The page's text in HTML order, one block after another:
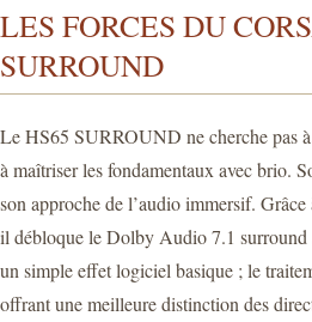
LES FORCES DU
SURROUND
Le HS65 SURROUND ne cherche pas
à maîtriser les fondamentaux avec brio.
son approche de l’audio immersif.
il débloque le Dolby Audio 7.1 surround
un simple effet logiciel basique ; le
offrant une meilleure distinction des